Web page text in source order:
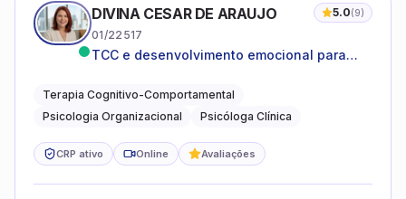
DIVINA CESAR DE ARAUJO 5.0(9)
01/22517
TCC e desenvolvimento emocional para
Terapia Cognitivo-Comportamental
Psicologia Organizacional
Psicóloga Clínica
CRP ativo Online Avaliações